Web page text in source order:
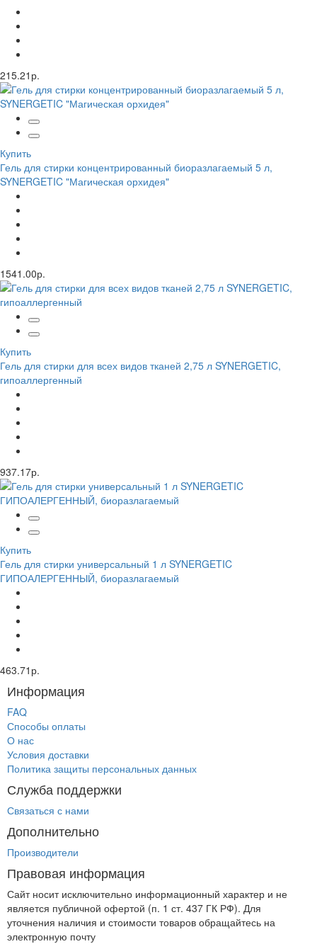
215.21р.
Купить
Гель для стирки концентрированный биоразлагаемый 5 л,
SYNERGETIC "Магическая орхидея"
1541.00р.
Купить
Гель для стирки для всех видов тканей 2,75 л SYNERGETIC,
гипоаллергенный
937.17р.
Купить
Гель для стирки универсальный 1 л SYNERGETIC
ГИПОАЛЕРГЕННЫЙ, биоразлагаемый
463.71р.
Информация
FAQ
Способы оплаты
О нас
Условия доставки
Политика защиты персональных данных
Служба поддержки
Связаться с нами
Дополнительно
Производители
Правовая информация
Сайт носит исключительно информационный характер и не
является публичной офертой (п. 1 ст. 437 ГК РФ). Для
уточнения наличия и стоимости товаров обращайтесь на
электронную почту